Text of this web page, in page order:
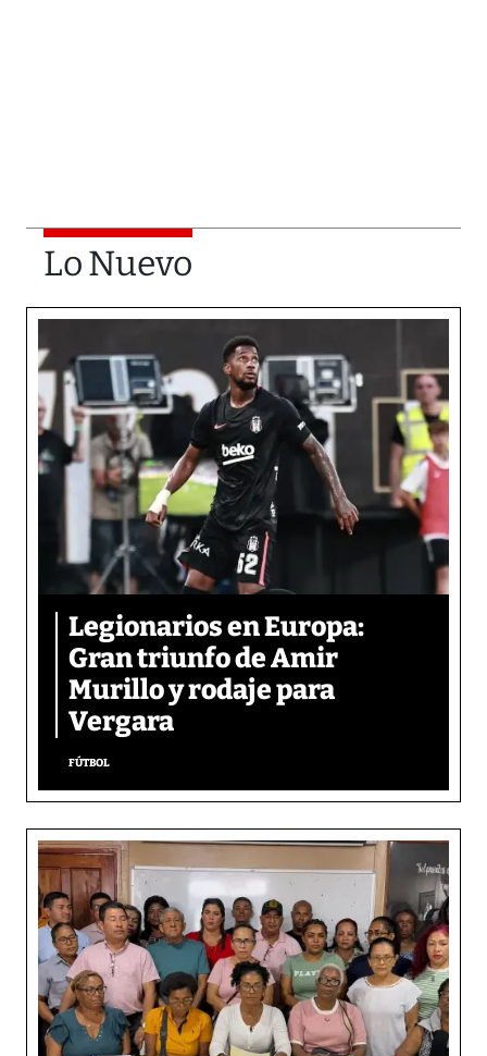
Lo Nuevo
Legionarios en Europa:
Gran triunfo de Amir
Murillo y rodaje para
Vergara
FÚTBOL